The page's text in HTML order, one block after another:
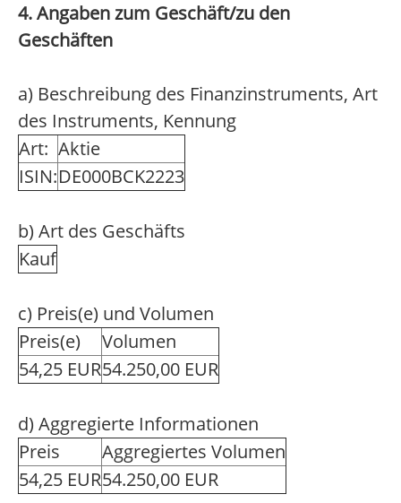
4. Angaben zum Geschäft/zu den
Geschäften
a) Beschreibung des Finanzinstruments, Art
des Instruments, Kennung
Art: Aktie
ISIN:DE000BCK2223
b) Art des Geschäfts
Kauf
c) Preis(e) und Volumen
Preis(e)
Volumen
54,25 EUR54.250,00 EUR
d) Aggregierte Informationen
Preis
Aggregiertes Volumen
54,25 EUR54.250,00 EUR